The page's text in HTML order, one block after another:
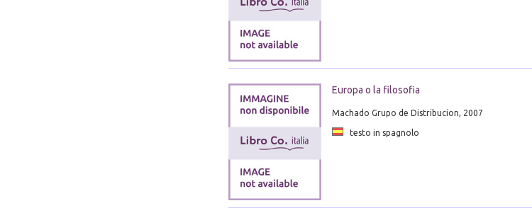
Europa o la filosofia
Machado Grupo de Distribucion, 2007
testo in spagnolo